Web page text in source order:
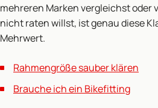
mehreren Marken vergleichst oder
nicht raten willst, ist genau diese
Mehrwert.
Rahmengröße sauber klären
Brauche ich ein Bikefitting